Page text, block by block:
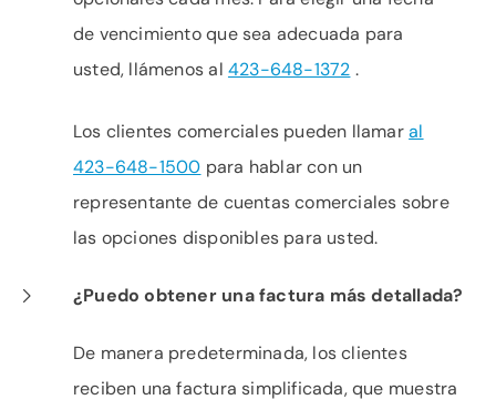
de vencimiento que sea adecuada para
usted, llámenos al 423-648-1372 .
Los clientes comerciales pueden llamaral
423-648-1500 para hablar con un
representante de cuentas comerciales sobre
las opciones disponibles para usted.
¿Puedo obtener una factura más detallada?
De manera predeterminada, los clientes
reciben una factura simplificada, que muestra